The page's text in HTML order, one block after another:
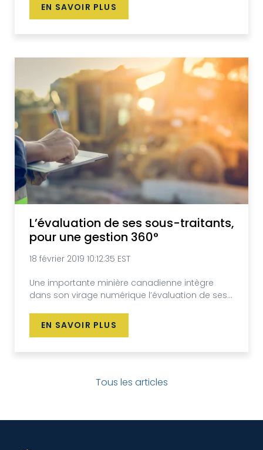
EN SAVOIR PLUS
L’évaluation de ses sous-traitants,
pour une gestion 360°
18 février 2019 10:12:35 EST
Une importante minière canadienne intègre
dans son virage numérique l’évaluation de ses...
EN SAVOIR PLUS
Tous les articles